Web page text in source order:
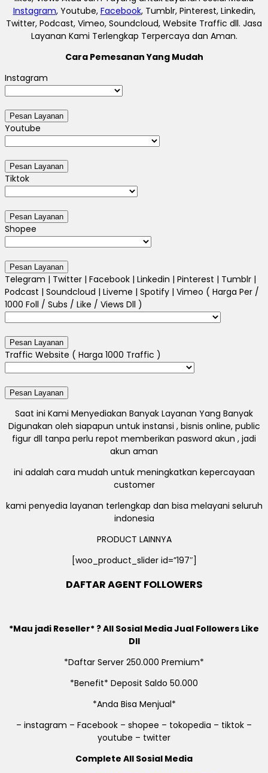
Instagram, Youtube, Facebook, Tumblr, Pinterest, Linkedin,
Twitter, Podcast, Vimeo, Soundcloud, Website Traffic dll. Jasa
Layanan Kami Terlengkap Terpercaya dan Aman.
Cara Pemesanan Yang Mudah
Instagram
Youtube
Tiktok
Shopee
Telegram | Twitter | Facebook | Linkedin | Pinterest | Tumblr |
Podcast | Soundcloud | Liveme | Spotify | Vimeo ( Harga Per /
1000 Foll / Subs / Like / Views Dll )
Traffic Website ( Harga 1000 Traffic )
Saat ini Kami Menyediakan Banyak Layanan Yang Banyak
Digunakan oleh siapapun untuk instansi , bisnis online, public
figur dll tanpa perlu repot memberikan pasword akun , jadi
akun aman
ini adalah cara mudah untuk meningkatkan kepercayaan
customer
kami penyedia layanan terlengkap dan bisa melayani seluruh
indonesia
PRODUCT LAINNYA
[woo_product_slider id=”197″]
DAFTAR AGENT FOLLOWERS
*Mau jadi Reseller* ? All Sosial Media Jual Followers Like
Dll
*Daftar Server 250.000 Premium*
*Benefit* Deposit Saldo 50.000
*Anda Bisa Menjual*
– instagram – Facebook – shopee – tokopedia – tiktok –
youtube – twitter
Complete All Sosial Media